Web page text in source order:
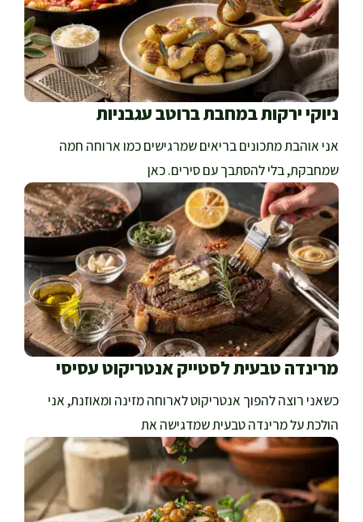
ניוקי ירקות במחבת ברוטב עגבניות
אני אוהבת מתכונים בריאים שמרגישים כמו ארוחה חמה
שמחבקת, בלי להסתבך עם סירים. כאן
מרינדה טבעית לסטייק אנטריקוט עסיסי
כשאני רוצה להפוך אנטריקוט לארוחה מזינה ומאוזנת, אני
הולכת על מרינדה טבעית שמדגישה את